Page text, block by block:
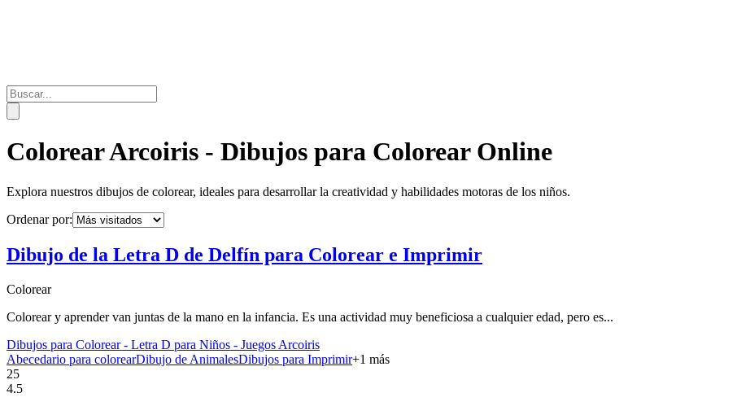
Colorear Arcoiris - Dibujos para Colorear Online
Explora nuestros dibujos de colorear, ideales para desarrollar la creatividad y habilidades motoras de los niños.
Ordenar por:
Dibujo de la Letra D de Delfín para Colorear e Imprimir
Colorear
Colorear y aprender van juntas de la mano en la infancia. Es una actividad muy beneficiosa a cualquier edad, pero es...
Dibujos para Colorear - Letra D para Niños - Juegos Arcoiris
Abecedario para colorearDibujo de AnimalesDibujos para Imprimir+1 más
25
4.5